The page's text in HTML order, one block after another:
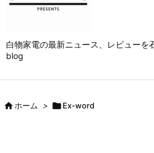
白物家電の最新ニュース、レビューを
blog
ホーム > Ex-word